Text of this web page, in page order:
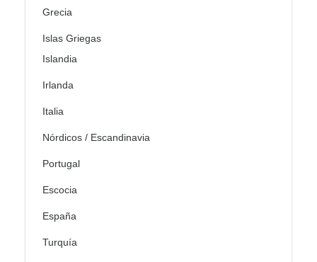
Grecia
Islas Griegas
Islandia
Irlanda
Italia
Nórdicos / Escandinavia
Portugal
Escocia
España
Turquía